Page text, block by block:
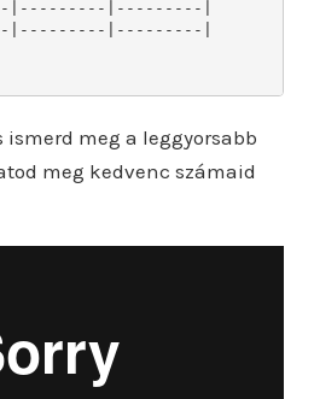
ismerd meg a leggyorsabb
meg kedvenc számaid